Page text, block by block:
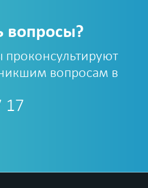
вопросы?
вопросам в
17